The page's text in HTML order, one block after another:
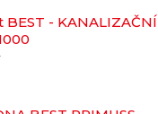
BEST - KANALIZAČNÍ